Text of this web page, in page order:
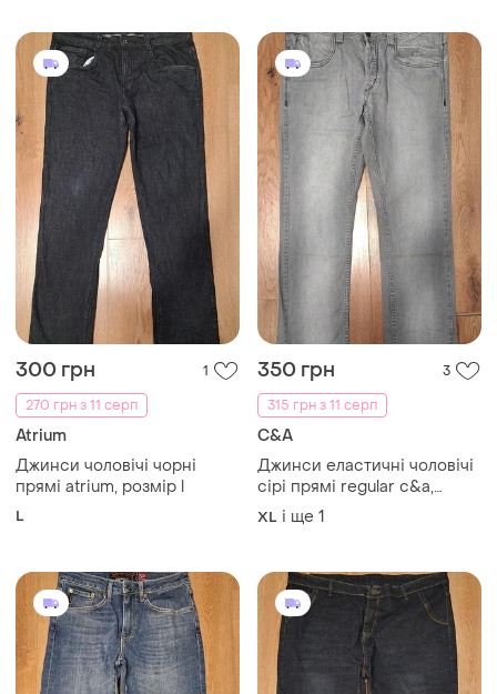
300 грн
1
270 грн з 11 серп
Atrium
Джинси чоловічі чорні
прямі atrium, розмір l
L
350 грн
3
315 грн з 11 серп
C&A
Джинси еластичні чоловічі
сірі прямі regular c&a,
розмір xl - 2xl
XL і ще 1